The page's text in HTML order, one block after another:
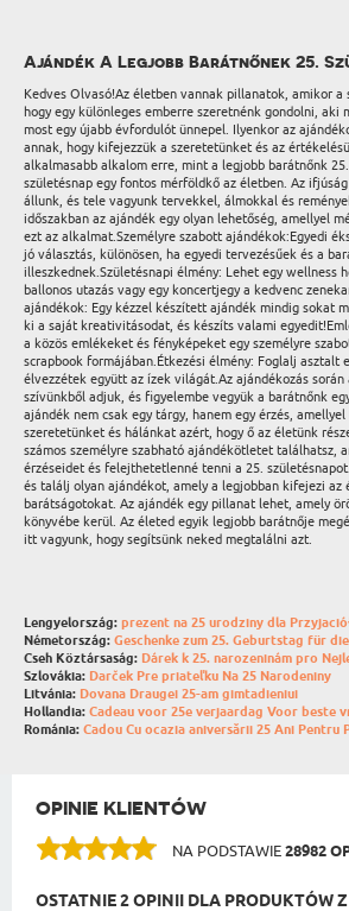
Ajándék A Legjobb Barátnőnek 25.
Kedves Olvasó!Az életben vannak pillanatok, amikor a
hogy egy különleges emberre szeretnénk gondolni,
most egy újabb évfordulót ünnepel. Ilyenkor az
annak, hogy kifejezzük a szeretetünket és az
alkalmasabb alkalom erre, mint a legjobb barátnőnk
születésnap egy fontos mérföldkő az életben. Az
állunk, és tele vagyunk tervekkel, álmokkal és
időszakban az ajándék egy olyan lehetőség, amellyel
ezt az alkalmat.Személyre szabott ajándékok:Egyedi
jó választás, különösen, ha egyedi tervezésűek és a
illeszkednek.Születésnapi élmény: Lehet egy wellness
ballonos utazás vagy egy koncertjegy a kedvenc
ajándékok: Egy kézzel készített ajándék mindig sokat
ki a saját kreativitásodat, és készíts valami
a közös emlékeket és fényképeket egy személyre
scrapbook formájában.Étkezési élmény: Foglalj asztalt
élvezzétek együtt az ízek világát.Az ajándékozás során
szívünkből adjuk, és figyelembe vegyük a barátnőnk
ajándék nem csak egy tárgy, hanem egy érzés,
szeretetünket és hálánkat azért, hogy ő az életünk
számos személyre szabható ajándékötletet találhatsz,
érzéseidet és felejthetetlenné tenni a 25.
és találj olyan ajándékot, amely a legjobban kifejezi az
barátságotokat. Az ajándék egy pillanat lehet, amely
könyvébe kerül. Az életed egyik legjobb barátnője
itt vagyunk, hogy segítsünk neked megtalálni azt.
Lengyelország: prezent na 25 urodziny dla
Németország: Geschenke zum 25. Geburtstag für
Cseh Köztársaság: Dárek k 25. narozeninám pro
Szlovákia: Darček Pre priateľku Na 25 Narodeniny
Litvánia: Dovana Draugei 25-am gimtadieniui
Hollandia: Cadeau voor 25e verjaardag Voor beste
Románia: Cadou Cu ocazia aniversării 25 Ani Pentru
OPINIE KLIENTÓW
NA PODSTAWIE28982
OSTATNIE 2 OPINII DLA PRODUKTÓW